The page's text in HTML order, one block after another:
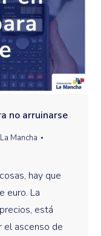
no arruinarse
Mancha
hay que
euro. La
está
el ascenso de